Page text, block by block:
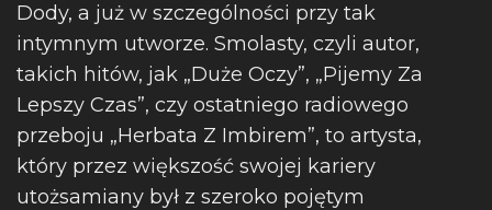
Dody, a już w szczególności przy tak
intymnym utworze. Smolasty, czyli autor,
takich hitów, jak „Duże Oczy”, „Pijemy Za
Lepszy Czas”, czy ostatniego radiowego
przeboju „Herbata Z Imbirem”, to artysta,
który przez większość swojej kariery
utożsamiany był z szeroko pojętym